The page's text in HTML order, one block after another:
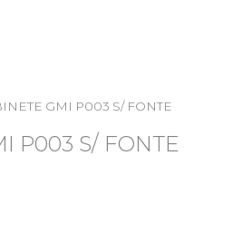
GMI P003 S/ FONTE
P003 S/ FONTE